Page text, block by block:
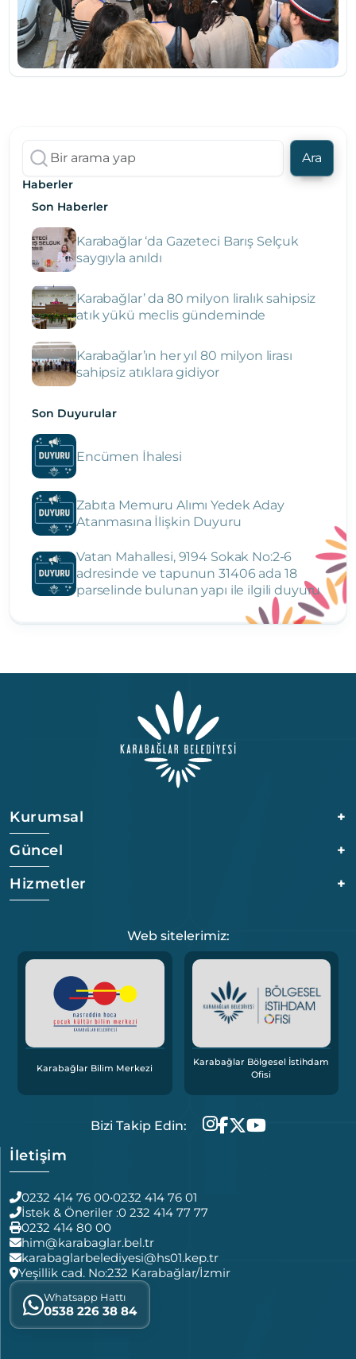
Ara
Haberler
Son Haberler
Karabağlar ‘da Gazeteci Barış Selçuk
saygıyla anıldı
Karabağlar’ da 80 milyon liralık sahipsiz
atık yükü meclis gündeminde
Karabağlar’ın her yıl 80 milyon lirası
sahipsiz atıklara gidiyor
Son Duyurular
Encümen İhalesi
Zabıta Memuru Alımı Yedek Aday
Atanmasına İlişkin Duyuru
Vatan Mahallesi, 9194 Sokak No:2-6
adresinde ve tapunun 31406 ada 18
parselinde bulunan yapı ile ilgili duyuru
Kurumsal
+
Güncel
+
Hizmetler
+
Web sitelerimiz:
Bilim Merkezi
Karabağlar Bölgesel İstihdam
Atatürk
Bizi Takip Edin:
İletişim
0232 414 76 00•0232 414 76 01
İstek & Öneriler :0 232 414 77 77
0232 414 80 00
him@karabaglar.bel.tr
karabaglarbelediyesi@hs01.kep.tr
Yeşillik cad. No:232 Karabağlar/İzmir
Whatsapp Hattı
0538 226 38 84